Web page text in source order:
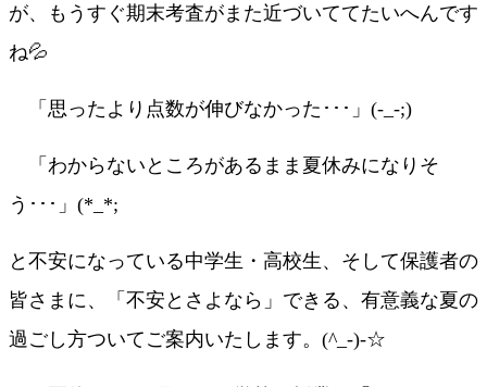
が、もうすぐ期末考査がまた近づいててたいへんです
ね💦
「思ったより点数が伸びなかった･･･」(-_-;)
「わからないところがあるまま夏休みになりそ
う･･･」(*_*;
と不安になっている中学生・高校生、そして保護者の
皆さまに、「不安とさよなら」できる、有意義な夏の
過ごし方ついてご案内いたします。(^_-)-☆